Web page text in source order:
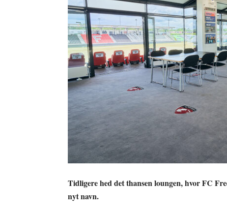
Tidligere hed det thansen loungen, hvor FC
nyt navn.